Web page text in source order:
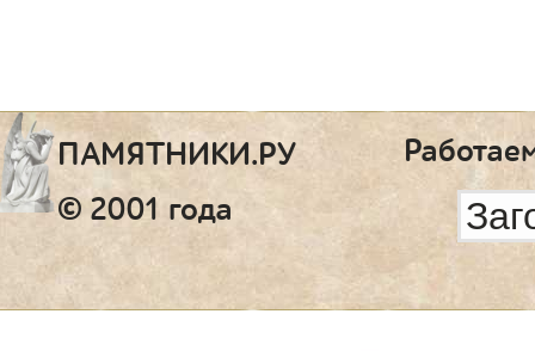
ПАМЯТНИКИ.РУ
© 2001 года